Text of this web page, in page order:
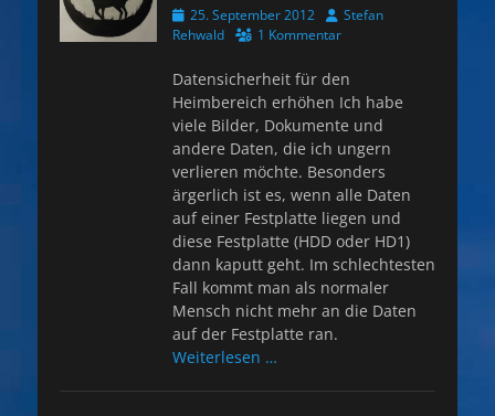
Veröffentlicht
am
25. September 2012 AutorStefan
Rehwald
1 Kommentar
Datensicherheit für den
Heimbereich erhöhen Ich habe
viele Bilder, Dokumente und
andere Daten, die ich ungern
verlieren möchte. Besonders
ärgerlich ist es, wenn alle Daten
auf einer Festplatte liegen und
diese Festplatte (HDD oder HD1)
dann kaputt geht. Im schlechtesten
Fall kommt man als normaler
Mensch nicht mehr an die Daten
auf der Festplatte ran.
Weiterlesen …